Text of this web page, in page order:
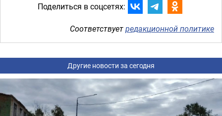
Поделиться в соцсетях:
Соответствуетредакционной политике
Другие новости за сегодня